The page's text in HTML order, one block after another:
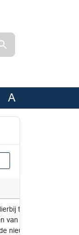
A
treft u
van een
nieuwe